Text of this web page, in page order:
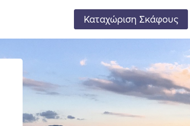
Καταχώριση Σκάφους